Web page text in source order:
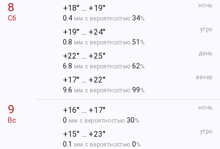
8
Сб
ночь
+18° ... +19°
0.4 мм с вероятностью34%
утро
+19° ... +24°
0.8 мм с вероятностью 51 %
день
+22° ... +25°
6.8 мм с вероятностью62%
вечер
+17° ... +22°
9.6 мм с вероятностью99%
9
Вс
ночь
+16° ... +17°
0 мм с вероятностью 30%
утро
+15° ... +23°
0.1 мм с вероятностью0%